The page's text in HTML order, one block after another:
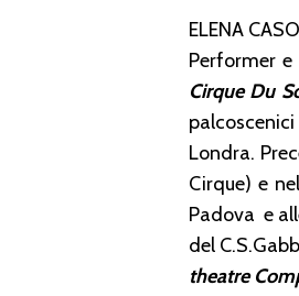
ELENA
Performer
Cirque Du
Londra.
Cirque) e
Padova e
del
theatre